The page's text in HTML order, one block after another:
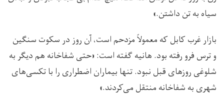
سیاه به تن داشتن.»
بازار غرب کابل که معمولاً مزدحم است، آن روز در سکوت سنگین
و ترس فرو رفته بود. هانیه گفته است: «حتی شفاخانه هم دیگر به
شلوغی روزهای قبل نبود. تنها بیماران اضطراری را با تکسی‌های
شهری به شفاخانه منتقل می‌کردند.»